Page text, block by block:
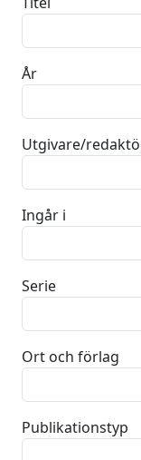
År
Utgivare/
Ingår i
Serie
Ort och förlag
Publikationstyp